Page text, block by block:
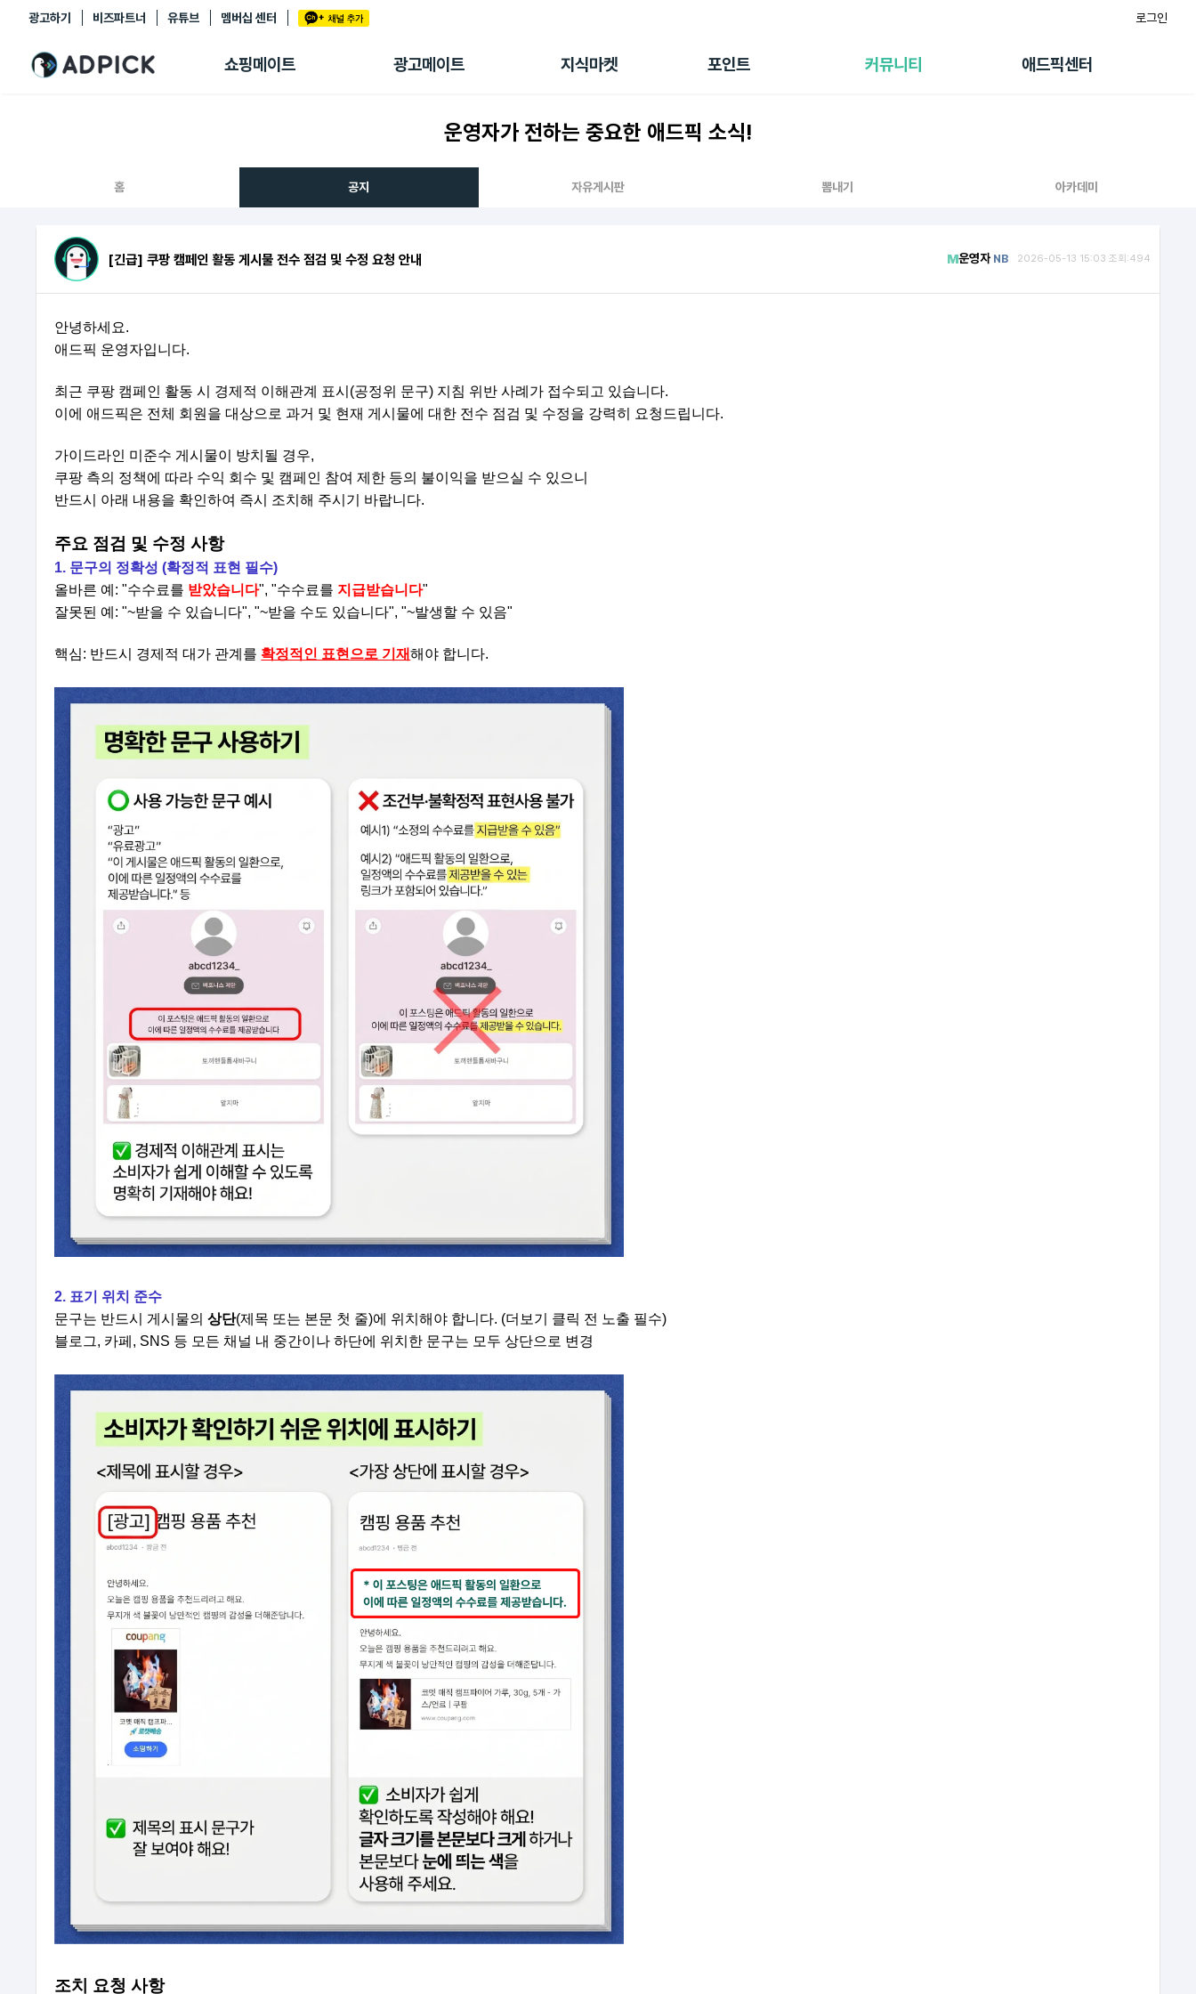
광고하기 비즈파트너 유튜브 멤버십 센터 로그인
쇼핑메이트 광고메이트 지식마켓 포인트 커뮤니티 애드픽센터
추천상품
쇼핑 에이전트
광고리포트
출석 룰렛
후원
랭킹
멤버십 센터
운영자가 전하는 중요한 애드픽 소식!
홈 공지 자유게시판 뽐내기 아카데미
[긴급] 쿠팡 캠페인 활동 게시물 전수 점검 및 수정 요청 안내 운영자 NB 2026-05-13 15:03 조회:494
안녕하세요.
애드픽 운영자입니다.
최근 쿠팡 캠페인 활동 시 경제적 이해관계 표시(공정위 문구) 지침 위반 사례가 접수되고 있습니다.
이에 애드픽은 전체 회원을 대상으로 과거 및 현재 게시물에 대한 전수 점검 및 수정을 강력히 요청드립니다.
가이드라인 미준수 게시물이 방치될 경우,
쿠팡 측의 정책에 따라 수익 회수 및 캠페인 참여 제한 등의 불이익을 받으실 수 있으니
반드시 아래 내용을 확인하여 즉시 조치해 주시기 바랍니다.
주요 점검 및 수정 사항
1. 문구의 정확성 (확정적 표현 필수)
올바른 예: "수수료를 받았습니다", "수수료를 지급받습니다"
잘못된 예: "~받을 수 있습니다", "~받을 수도 있습니다", "~발생할 수 있음"
핵심: 반드시 경제적 대가 관계를 확정적인 표현으로 기재해야 합니다.
2. 표기 위치 준수
문구는 반드시 게시물의상단(제목 또는 본문 첫 줄)에 위치해야 합니다. (더보기 클릭 전 노출 필수)
블로그, 카페, SNS 등 모든 채널 내 중간이나 하단에 위치한 문구는 모두 상단으로 변경
조치 요청 사항